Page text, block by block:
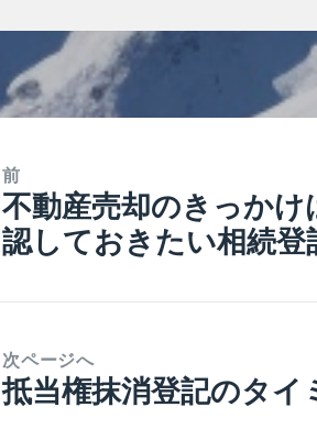
日:
者
ゴ
前
前
の
不動産売却のきっか
認しておきたい相続登
次ページへ
次
抵当権抹消登記のタイ